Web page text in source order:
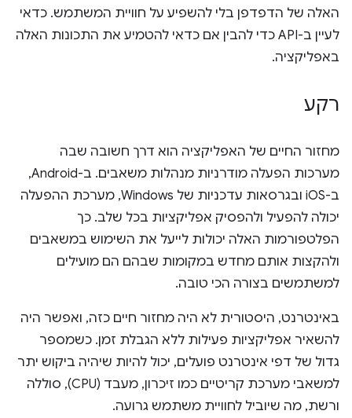
האלה של הדפדפן בלי להשפיע על חוויית המשתמש. כדאי
לעיין ב-API כדי להבין אם כדאי להטמיע את התכונות האלה
באפליקציה.
רקע
מחזור החיים של האפליקציה הוא דרך חשובה שבה
מערכות הפעלה מודרניות מנהלות משאבים. ב-Android,
ב-iOS ובגרסאות עדכניות של Windows, מערכת ההפעלה
יכולה להפעיל ולהפסיק אפליקציות בכל שלב. כך
הפלטפורמות האלה יכולות לייעל את השימוש במשאבים
ולהקצות אותם מחדש במקומות שבהם הם מועילים
למשתמשים בצורה הכי טובה.
באינטרנט, היסטורית לא היה מחזור חיים כזה, ואפשר היה
להשאיר אפליקציות פעילות ללא הגבלת זמן. כשמספר
גדול של דפי אינטרנט פועלים, יכול להיות שיהיה ביקוש יתר
למשאבי מערכת קריטיים כמו זיכרון, מעבד (CPU), סוללה
ורשת, מה שיוביל לחוויית משתמש גרועה.